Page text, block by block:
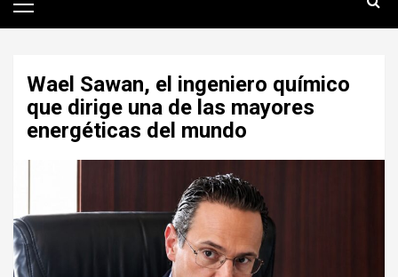
Menu
Wael Sawan, el ingeniero químico
que dirige una de las mayores
energéticas del mundo